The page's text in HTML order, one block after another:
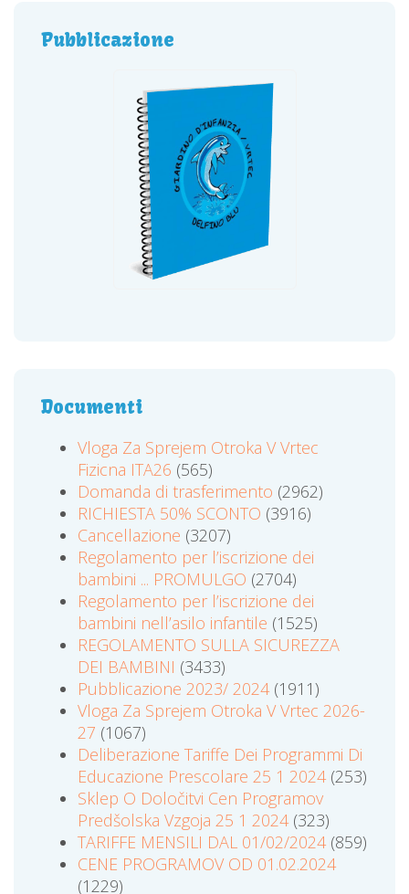
Pubblicazione
Documenti
Vloga Za Sprejem Otroka V Vrtec
Fizicna ITA26 (565)
Domanda di trasferimento (2962)
RICHIESTA 50% SCONTO (3916)
Cancellazione (3207)
Regolamento per l’iscrizione dei
bambini ... PROMULGO (2704)
Regolamento per l’iscrizione dei
bambini nell’asilo infantile (1525)
REGOLAMENTO SULLA SICUREZZA
DEI BAMBINI (3433)
Pubblicazione 2023/ 2024(1911)
Vloga Za Sprejem Otroka V Vrtec 2026-
27 (1067)
Deliberazione Tariffe Dei Programmi Di
Educazione Prescolare 25 1 2024(253)
Sklep O Določitvi Cen Programov
Predšolska Vzgoja 25 1 2024(323)
TARIFFE MENSILI DAL 01/02/2024(859)
CENE PROGRAMOV OD 01.02.2024
(1229)